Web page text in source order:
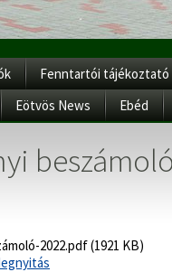
Fenntartói tájékoztató
Eötvös News Ebéd
2022.pdf (1921 KB)